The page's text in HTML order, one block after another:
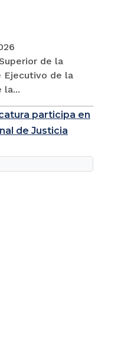
de la
Ejecutivo de la
la...
participa en
de Justicia